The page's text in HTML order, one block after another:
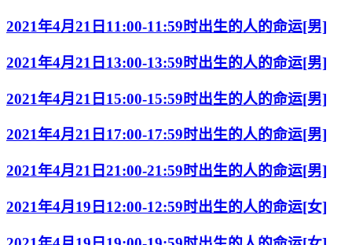
2021年4月21日11:00-11:59时出生的人的命运[男]
2021年4月21日13:00-13:59时出生的人的命运[男]
2021年4月21日15:00-15:59时出生的人的命运[男]
2021年4月21日17:00-17:59时出生的人的命运[男]
2021年4月21日21:00-21:59时出生的人的命运[男]
2021年4月19日12:00-12:59时出生的人的命运[女]